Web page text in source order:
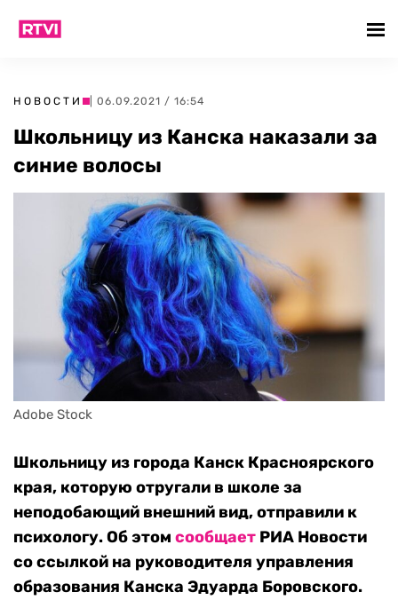
НОВОСТИ | 06.09.2021 / 16:54
Школьницу из Канска наказали за
синие волосы
Adobe Stock
Школьницу из города Канск Красноярского
края, которую отругали в школе за
неподобающий внешний вид, отправили к
психологу. Об этом сообщает РИА Новости
со ссылкой на руководителя управления
образования Канска Эдуарда Боровского.